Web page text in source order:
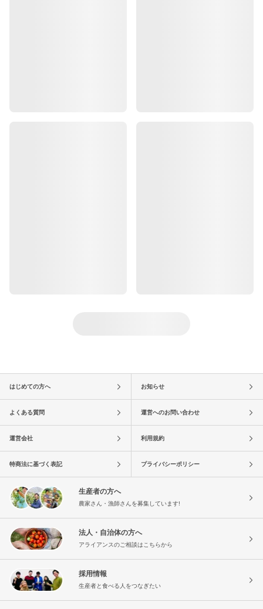
はじめての方へ お知らせ
よくある質問 運営へのお問い合わせ
運営会社 利用規約
特商法に基づく表記 プライバシーポリシー
生産者の方へ
農家さん・漁師さんを募集しています!
法人・自治体の方へ
アライアンスのご相談はこちらから
採用情報
生産者と食べる人をつなぎたい